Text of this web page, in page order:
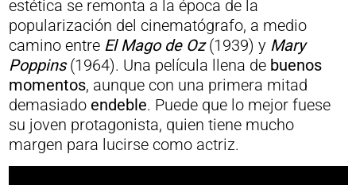
estética se remonta a la época de la
popularización del cinematógrafo, a medio
camino entre El Mago de Oz(1939) y Mary
Poppins(1964). Una película llena de buenos
momentos, aunque con una primera mitad
demasiado endeble. Puede que lo mejor fuese
su joven protagonista, quien tiene mucho
margen para lucirse como actriz.